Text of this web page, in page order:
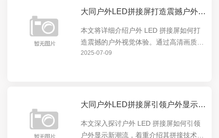
大同户外LED拼接屏打造震撼户外视觉体验
本文将详细介绍户外 LED 拼接屏如何打
造震撼的户外视觉体验。通过高清画质、
超大尺寸和灵活拼接等特点，为户外场景
2025-07-09
大同户外LED拼接屏引领户外显示新潮流
本文深入探讨户外 LED 拼接屏如何引领
户外显示新潮流，着重介绍其拼接技术的